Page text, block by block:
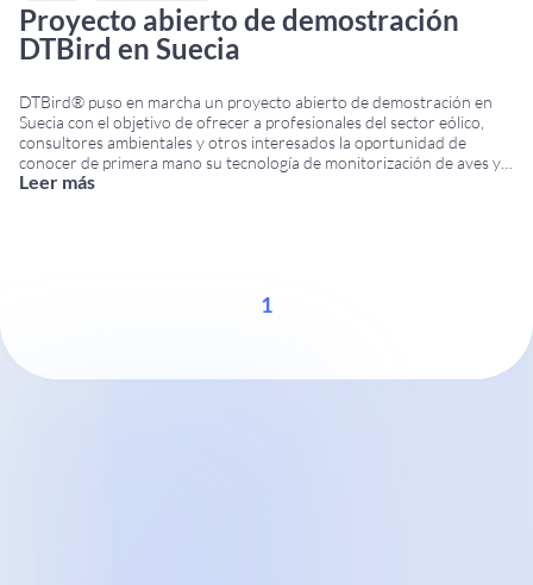
Proyecto abierto de demostración
DTBird en Suecia
DTBird® puso en marcha un proyecto abierto de demostración en
Suecia con el objetivo de ofrecer a profesionales del sector eólico,
consultores ambientales y otros interesados la oportunidad de
conocer de primera mano su tecnología de monitorización de aves y
reducción del riesgo de colisión. La iniciativa fue organizada en
Leer más
1